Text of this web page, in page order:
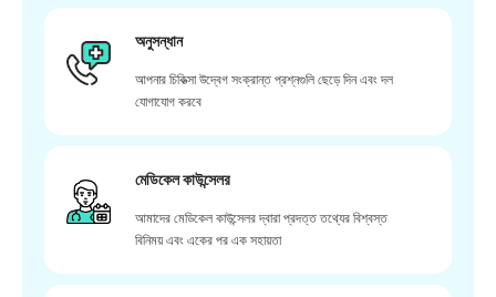
অনুসন্ধান
আপনার চিকিত্সা উদ্বেগ সংক্রান্ত প্রশ্নগুলি ছেড়ে দিন এবং দল
যোগাযোগ করবে
মেডিকেল কাউন্সেলর
আমাদের মেডিকেল কাউন্সেলর দ্বারা প্রদত্ত তথ্যের বিশ্বস্ত
বিনিময় এবং একের পর এক সহায়তা